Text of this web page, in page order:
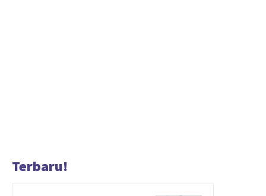
Terbaru!